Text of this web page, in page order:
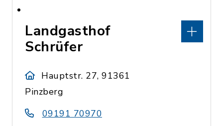
Landgasthof
Schrüfer
Hauptstr. 27, 91361
Pinzberg
09191 70970